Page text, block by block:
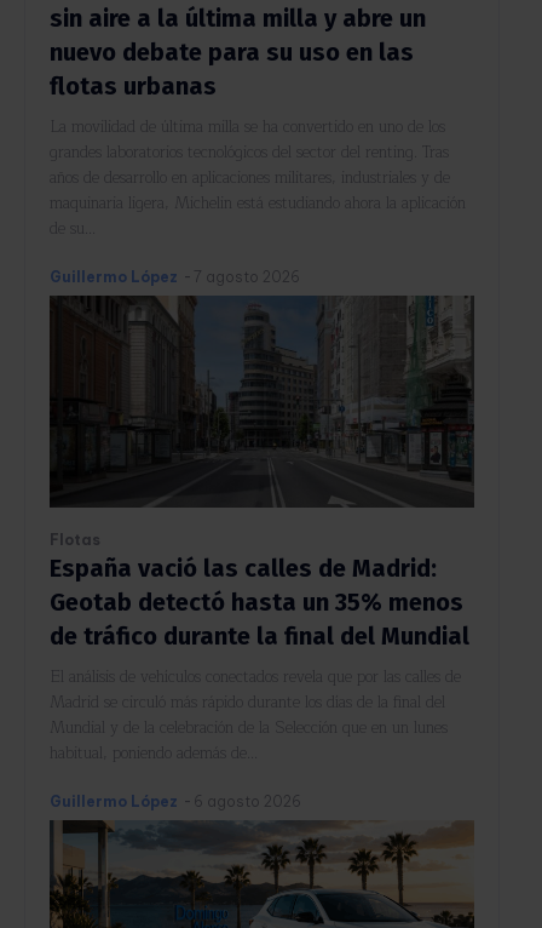
sin aire a la última milla y abre un
nuevo debate para su uso en las
flotas urbanas
La movilidad de última milla se ha convertido en uno de los
grandes laboratorios tecnológicos del sector del renting. Tras
años de desarrollo en aplicaciones militares, industriales y de
maquinaria ligera, Michelin está estudiando ahora la aplicación
de su...
Guillermo López - 7 agosto 2026
Flotas
España vació las calles de Madrid:
Geotab detectó hasta un 35% menos
de tráfico durante la final del Mundial
El análisis de vehículos conectados revela que por las calles de
Madrid se circuló más rápido durante los días de la final del
Mundial y de la celebración de la Selección que en un lunes
habitual, poniendo además de...
Guillermo López - 6 agosto 2026